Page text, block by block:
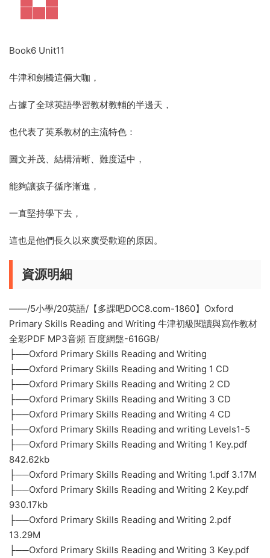
Book6 Unit11
牛津和劍橋這倆大咖，
占據了全球英語學習教材教輔的半邊天，
也代表了英系教材的主流特色：
圖文并茂、結構清晰、難度适中，
能夠讓孩子循序漸進，
一直堅持學下去，
這也是他們長久以來廣受歡迎的原因。
資源明細
——/5小學/20英語/【多課吧DOC8.com-1860】Oxford
Primary Skills Reading and Writing 牛津初級閱讀與寫作教材
全彩PDF MP3音頻 百度網盤-616GB/
├──Oxford Primary Skills Reading and Writing
├──Oxford Primary Skills Reading and Writing 1 CD
├──Oxford Primary Skills Reading and Writing 2 CD
├──Oxford Primary Skills Reading and Writing 3 CD
├──Oxford Primary Skills Reading and Writing 4 CD
├──Oxford Primary Skills Reading and writing Levels1-5
├──Oxford Primary Skills Reading and Writing 1 Key.pdf
842.62kb
├──Oxford Primary Skills Reading and Writing 1.pdf 3.17M
├──Oxford Primary Skills Reading and Writing 2 Key.pdf
930.17kb
├──Oxford Primary Skills Reading and Writing 2.pdf
13.29M
├──Oxford Primary Skills Reading and Writing 3 Key.pdf